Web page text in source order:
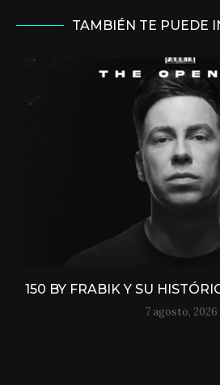
TAMBIÉN TE PUEDE
150 BY FRABIK Y SU
7 agosto, 2026